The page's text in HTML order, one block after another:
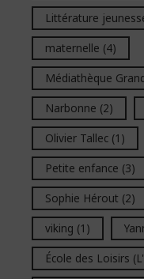
Littérature
maternelle (4)
Médiathèque
Narbonne (2)
Olivier Tallec (1)
Petite enfance (3)
Sophie Hérout (2)
viking (1)
École des Loisirs